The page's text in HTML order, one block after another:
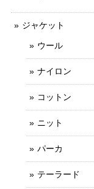
ジャケット
ウール
ナイロン
コットン
ニット
パーカ
テーラード